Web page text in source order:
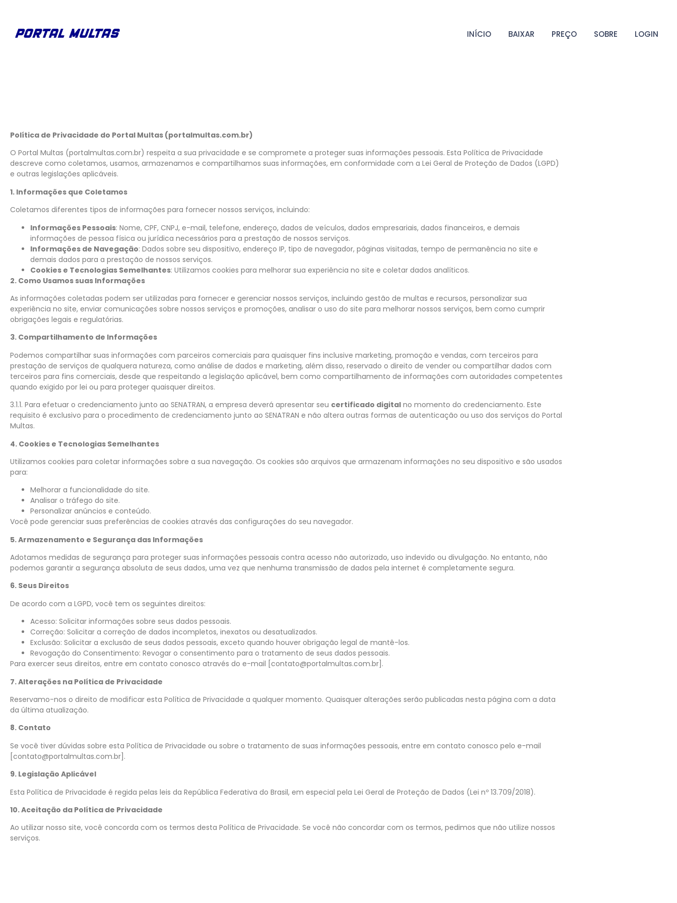
INÍCIO BAIXAR PREÇO SOBRE LOGIN
Política de Privacidade do Portal Multas (portalmultas.com.br)
O Portal Multas (portalmultas.com.br) respeita a sua privacidade e se compromete a proteger suas informações pessoais. Esta Política de Privacidade
descreve como coletamos, usamos, armazenamos e compartilhamos suas informações, em conformidade com a Lei Geral de Proteção de Dados (LGPD)
e outras legislações aplicáveis.
1. Informações que Coletamos
Coletamos diferentes tipos de informações para fornecer nossos serviços, incluindo:
Informações Pessoais: Nome, CPF, CNPJ, e-mail, telefone, endereço, dados de veículos, dados empresariais, dados financeiros, e demais
informações de pessoa física ou jurídica necessários para a prestação de nossos serviços.
Informações de Navegação: Dados sobre seu dispositivo, endereço IP, tipo de navegador, páginas visitadas, tempo de permanência no site e
demais dados para a prestação de nossos serviços.
Cookies e Tecnologias Semelhantes: Utilizamos cookies para melhorar sua experiência no site e coletar dados analíticos.
2. Como Usamos suas Informações
As informações coletadas podem ser utilizadas para fornecer e gerenciar nossos serviços, incluindo gestão de multas e recursos, personalizar sua
experiência no site, enviar comunicações sobre nossos serviços e promoções, analisar o uso do site para melhorar nossos serviços, bem como cumprir
obrigações legais e regulatórias.
3. Compartilhamento de Informações
Podemos compartilhar suas informações com parceiros comerciais para quaisquer fins inclusive marketing, promoção e vendas, com terceiros para
prestação de serviços de qualquera natureza, como análise de dados e marketing, além disso, reservado o direito de vender ou compartilhar dados com
terceiros para fins comerciais, desde que respeitando a legislação aplicável, bem como compartilhamento de informações com autoridades competentes
quando exigido por lei ou para proteger quaisquer direitos.
3.1.1. Para efetuar o credenciamento junto ao SENATRAN, a empresa deverá apresentar seu certificado digital no momento do credenciamento. Este
requisito é exclusivo para o procedimento de credenciamento junto ao SENATRAN e não altera outras formas de autenticação ou uso dos serviços do Portal
Multas.
4. Cookies e Tecnologias Semelhantes
Utilizamos cookies para coletar informações sobre a sua navegação. Os cookies são arquivos que armazenam informações no seu dispositivo e são usados
para:
Melhorar a funcionalidade do site.
Analisar o tráfego do site.
Personalizar anúncios e conteúdo.
Você pode gerenciar suas preferências de cookies através das configurações do seu navegador.
5. Armazenamento e Segurança das Informações
Adotamos medidas de segurança para proteger suas informações pessoais contra acesso não autorizado, uso indevido ou divulgação. No entanto, não
podemos garantir a segurança absoluta de seus dados, uma vez que nenhuma transmissão de dados pela internet é completamente segura.
6. Seus Direitos
De acordo com a LGPD, você tem os seguintes direitos:
Acesso: Solicitar informações sobre seus dados pessoais.
Correção: Solicitar a correção de dados incompletos, inexatos ou desatualizados.
Exclusão: Solicitar a exclusão de seus dados pessoais, exceto quando houver obrigação legal de mantê-los.
Revogação do Consentimento: Revogar o consentimento para o tratamento de seus dados pessoais.
Para exercer seus direitos, entre em contato conosco através do e-mail [contato@portalmultas.com.br].
7. Alterações na Política de Privacidade
Reservamo-nos o direito de modificar esta Política de Privacidade a qualquer momento. Quaisquer alterações serão publicadas nesta página com a data
da última atualização.
8. Contato
Se você tiver dúvidas sobre esta Política de Privacidade ou sobre o tratamento de suas informações pessoais, entre em contato conosco pelo e-mail
[contato@portalmultas.com.br].
9. Legislação Aplicável
Esta Política de Privacidade é regida pelas leis da República Federativa do Brasil, em especial pela Lei Geral de Proteção de Dados (Lei nº 13.709/2018).
10. Aceitação da Política de Privacidade
Ao utilizar nosso site, você concorda com os termos desta Política de Privacidade. Se você não concordar com os termos, pedimos que não utilize nossos
serviços.